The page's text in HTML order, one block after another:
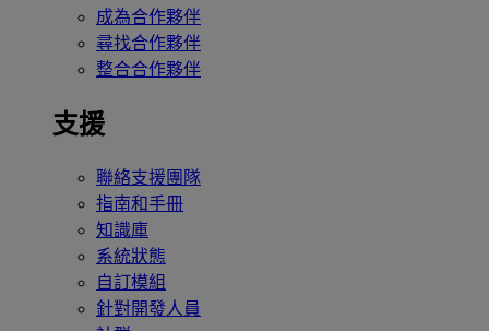
成為合作夥伴
尋找合作夥伴
整合合作夥伴
支援
聯絡支援團隊
指南和手冊
知識庫
系統狀態
自訂模組
針對開發人員